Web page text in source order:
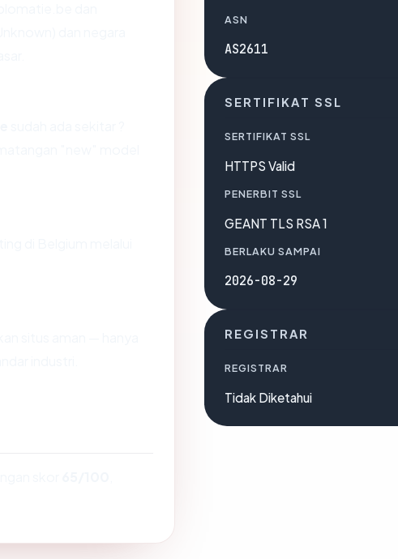
ASN
AS2611
SERTIFIKAT SSL
SERTIFIKAT SSL
HTTPS Valid
PENERBIT SSL
GEANT TLS RSA 1
BERLAKU SAMPAI
2026-08-29
REGISTRAR
REGISTRAR
Tidak Diketahui